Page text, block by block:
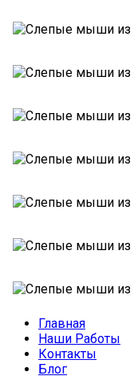
Главная
Наши Работы
Контакты
Блог